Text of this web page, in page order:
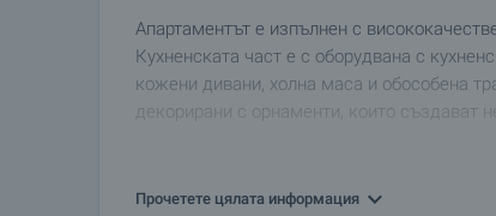
Апартаментът е изпълнен с
Кухненската част е с оборудвана с
кожени дивани, холна маса и обособена
декорирани с орнаменти, които създават
Прочетете цялата информация